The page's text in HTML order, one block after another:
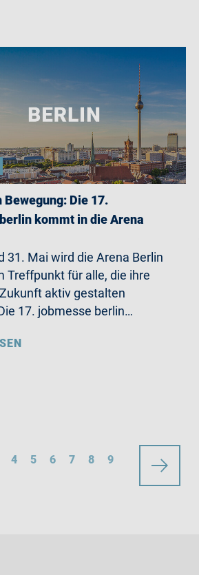
Die 17.
kommt in die Arena
31. Mai wird die Arena Berlin
Treffpunkt für alle, die ihre
aktiv gestalten
17. jobmesse berlin…
4 5 6 7 8 9